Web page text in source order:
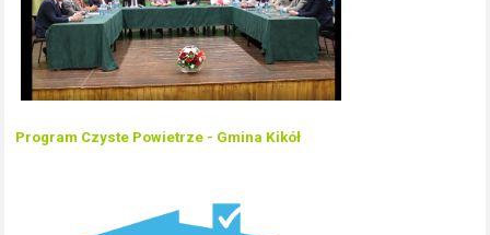
Program Czyste Powietrze - Gmina Kikół